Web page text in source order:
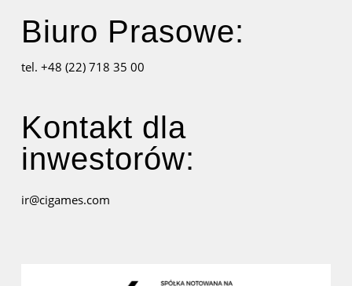
Biuro Prasowe:
tel. +48 (22) 718 35 00
Kontakt dla
inwestorów:
ir@cigames.com